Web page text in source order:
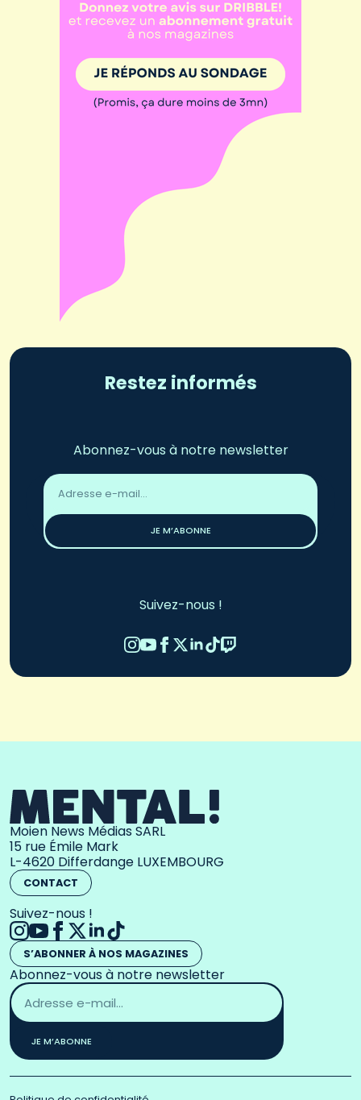
Restez informés
Abonnez-vous à notre newsletter
Adresse
email
JE M’ABONNE
Suivez-nous !
Moien News Médias SARL
15 rue Émile Mark
L-4620 Differdange LUXEMBOURG
CONTACT
Suivez-nous !
S’ABONNER À NOS MAGAZINES
Abonnez-vous à notre newsletter
Adresse
email
*
JE M’ABONNE